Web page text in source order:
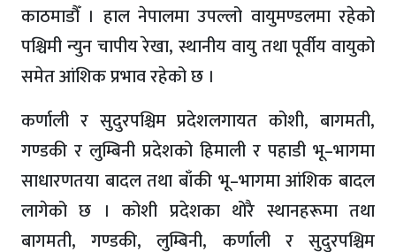
काठमाडौँ । हाल नेपालमा उपल्लो वायुमण्डलमा रहेको
पश्चिमी न्युन चापीय रेखा, स्थानीय वायु तथा पूर्वीय वायुको
समेत आंशिक प्रभाव रहेको छ ।
कर्णाली र सुदुरपश्चिम प्रदेशलगायत कोशी, बागमती,
गण्डकी र लुम्बिनी प्रदेशको हिमाली र पहाडी भू–भागमा
साधारणतया बादल तथा बाँकी भू–भागमा आंशिक बादल
लागेको छ । कोशी प्रदेशका थोरै स्थानहरूमा तथा
बागमती, गण्डकी, लुम्बिनी, कर्णाली र सुदुरपश्चिम